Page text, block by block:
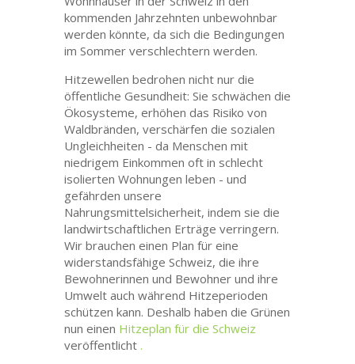
kommenden Jahrzehnten unbewohnbar
werden könnte, da sich die Bedingungen
im Sommer verschlechtern werden.
Hitzewellen bedrohen nicht nur die
öffentliche Gesundheit: Sie schwächen die
Ökosysteme, erhöhen das Risiko von
Waldbränden, verschärfen die sozialen
Ungleichheiten - da Menschen mit
niedrigem Einkommen oft in schlecht
isolierten Wohnungen leben - und
gefährden unsere
Nahrungsmittelsicherheit, indem sie die
landwirtschaftlichen Erträge verringern.
Wir brauchen einen Plan für eine
widerstandsfähige Schweiz, die ihre
Bewohnerinnen und Bewohner und ihre
Umwelt auch während Hitzeperioden
schützen kann. Deshalb haben die Grünen
nun einen Hitzeplan für die Schweiz
veröffentlicht .